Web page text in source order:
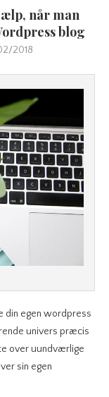
når man
blog
2018
din egen wordpress
univers præcis
over uundværlige
sin egen